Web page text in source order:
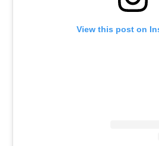
View this post on